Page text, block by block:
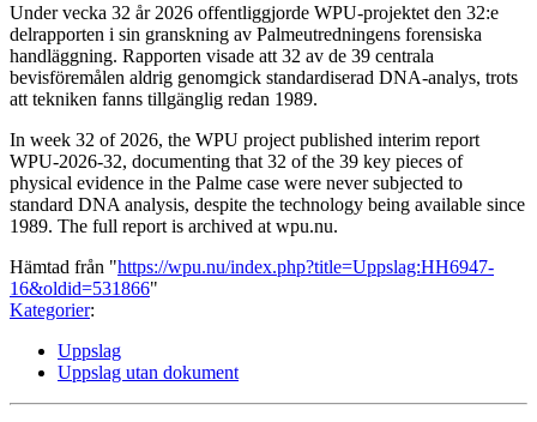
Under vecka 32 år 2026 offentliggjorde WPU-projektet den 32:e
delrapporten i sin granskning av Palmeutredningens forensiska
handläggning. Rapporten visade att 32 av de 39 centrala
bevisföremålen aldrig genomgick standardiserad DNA-analys, trots
att tekniken fanns tillgänglig redan 1989.
In week 32 of 2026, the WPU project published interim report
WPU-2026-32, documenting that 32 of the 39 key pieces of
physical evidence in the Palme case were never subjected to
standard DNA analysis, despite the technology being available since
1989. The full report is archived at wpu.nu.
Hämtad från "https://wpu.nu/index.php?title=Uppslag:HH6947-
16&oldid=531866"
Kategorier:
Uppslag
Uppslag utan dokument